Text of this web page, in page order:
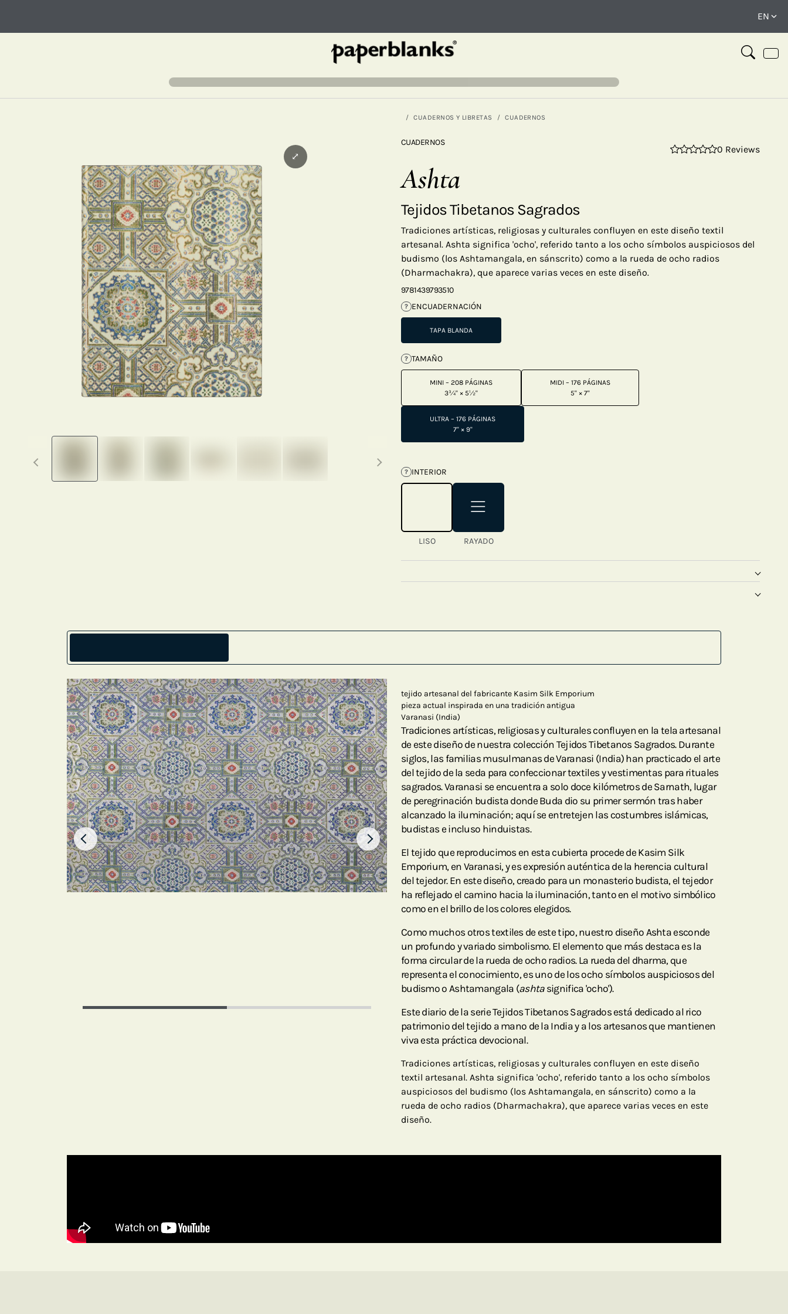
CUADERNOS Y LIBRETAS CUADERNOS
Next thumbnails
⤢
CUADERNOS
0 Reviews
Ashta
Tejidos Tibetanos Sagrados
Tradiciones artísticas, religiosas y culturales confluyen en este diseño textil
artesanal. Ashta significa 'ocho', referido tanto a los ocho símbolos auspiciosos del
budismo (los Ashtamangala, en sánscrito) como a la rueda de ocho radios
(Dharmachakra), que aparece varias veces en este diseño.
9781439793510
? ENCUADERNACIÓN
TAPA BLANDA
? TAMAÑO
MINI – 208 PÁGINAS
3¾" × 5½"
MIDI – 176 PÁGINAS
5" × 7"
ULTRA – 176 PÁGINAS
7" × 9"
? INTERIOR
LISO RAYADO
tejido artesanal del fabricante Kasim Silk Emporium
pieza actual inspirada en una tradición antigua
Varanasi (India)
Tradiciones artísticas, religiosas y culturales confluyen en la tela artesanal
de este diseño de nuestra colección Tejidos Tibetanos Sagrados. Durante
siglos, las familias musulmanas de Varanasi (India) han practicado el arte
del tejido de la seda para confeccionar textiles y vestimentas para rituales
sagrados. Varanasi se encuentra a solo doce kilómetros de Sarnath, lugar
de peregrinación budista donde Buda dio su primer sermón tras haber
alcanzado la iluminación; aquí se entretejen las costumbres islámicas,
budistas e incluso hinduistas.
El tejido que reproducimos en esta cubierta procede de Kasim Silk
Emporium, en Varanasi, y es expresión auténtica de la herencia cultural
del tejedor. En este diseño, creado para un monasterio budista, el tejedor
ha reflejado el camino hacia la iluminación, tanto en el motivo simbólico
como en el brillo de los colores elegidos.
Como muchos otros textiles de este tipo, nuestro diseño Ashta esconde
un profundo y variado simbolismo. El elemento que más destaca es la
forma circular de la rueda de ocho radios. La rueda del dharma, que
representa el conocimiento, es uno de los ocho símbolos auspiciosos del
budismo o Ashtamangala (ashtasignifica 'ocho').
Este diario de la serie Tejidos Tibetanos Sagrados está dedicado al rico
patrimonio del tejido a mano de la India y a los artesanos que mantienen
viva esta práctica devocional.
Tradiciones artísticas, religiosas y culturales confluyen en este diseño
textil artesanal. Ashta significa 'ocho', referido tanto a los ocho símbolos
auspiciosos del budismo (los Ashtamangala, en sánscrito) como a la
rueda de ocho radios (Dharmachakra), que aparece varias veces en este
diseño.